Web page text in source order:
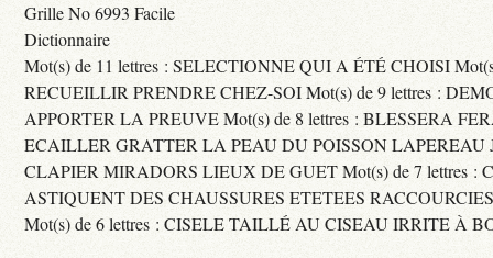
Grille No 6993 Facile
Dictionnaire
Mot(s) de 11 lettres : SELECTIONNE QUI A ÉTÉ CHOISI
RECUEILLIR PRENDRE CHEZ-SOI Mot(s) de 9 lettres :
APPORTER LA PREUVE Mot(s) de 8 lettres : BLESSERA
ECAILLER GRATTER LA PEAU DU POISSON LAPEREAU
CLAPIER MIRADORS LIEUX DE GUET Mot(s) de 7 lettres :
ASTIQUENT DES CHAUSSURES ETETEES
Mot(s) de 6 lettres : CISELE TAILLÉ AU CISEAU IRRITE À